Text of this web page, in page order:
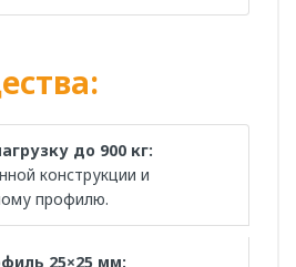
до 900 кг:
конструкции и
профилю.
25×25 мм: